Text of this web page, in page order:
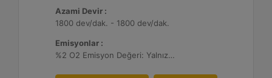
Azami Devir :
1800 dev/dak. - 1800 dev/dak.
Emisyonlar :
%2 O2 Emisyon Değeri: Yalnızca İhracat